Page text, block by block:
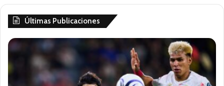
Últimas Publicaciones